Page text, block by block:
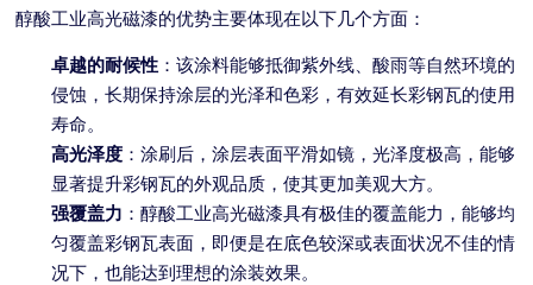
醇酸工业高光磁漆的优势主要体现在以下几个方面：
卓越的耐候性 ：该涂料能够抵御紫外线、酸雨等自然环境的
侵蚀，长期保持涂层的光泽和色彩，有效延长彩钢瓦的使用
寿命。
高光泽度 ：涂刷后，涂层表面平滑如镜，光泽度极高，能够
显著提升彩钢瓦的外观品质，使其更加美观大方。
强覆盖力 ：醇酸工业高光磁漆具有极佳的覆盖能力，能够均
匀覆盖彩钢瓦表面，即便是在底色较深或表面状况不佳的情
况下，也能达到理想的涂装效果。